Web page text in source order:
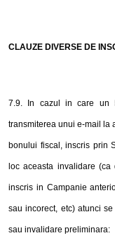
CLAUZE DIVERSE DE
7.9. In cazul in care un
transmiterea unui e-mail la
bonului fiscal, inscris prin
loc aceasta invalidare
inscris in Campanie
sau incorect, etc) atunci
sau invalidare preliminara: